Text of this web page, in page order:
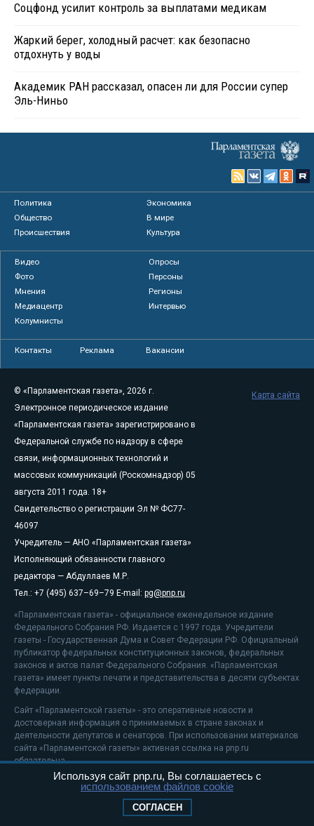
Соцфонд усилит контроль за выплатами медикам
Жаркий берег, холодный расчет: как безопасно
отдохнуть у воды
Академик РАН рассказал, опасен ли для России супер
Эль-Ниньо
Политика
Экономика
Общество
В мире
Происшествия
Культура
Видео
Опросы
Фото
Персоны
Мнения
Регионы
Медиацентр
Интервью
Колумнисты
Контакты Реклама Вакансии
© «Парламентская газета», 2026 г.
Электронное периодическое издание
«Парламентская газета» зарегистрировано в
Федеральной службе по надзору в сфере
связи, информационных технологий и
массовых коммуникаций (Роскомнадзор) 05
августа 2011 года. 18+
Свидетельство о регистрации Эл № ФС77-
46097
Учредитель — АНО «Парламентская газета»
Исполняющий обязанности главного
редактора — Абдуллаев М.Р.
Тел.: +7 (495) 637–69–79 E-mail: pg@pnp.ru
«Парламентская газета» - официальное еженедельное издание
Федерального Собрания РФ. Издается с 1997 года. Учредители
газеты - Государственная Дума и Совет Федерации РФ. Официальный
публикатор федеральных конституционных законов, федеральных
законов и актов палат Федерального Собрания. «Парламентская
газета» имеет пункты печати и представительства в десяти субъектах
федерации.
Сайт «Парламентской газеты» - это оперативные новости и
достоверная информация о принимаемых в стране законах и
деятельности депутатов и сенаторов. При использовании материалов
сайта «Парламентской газеты» активная ссылка на pnp.ru
обязательна.
На информационном ресурсе применяютсярекомендательные
Положение о защите персональных данных
Карта сайта
Используя сайт pnp.ru, Вы соглашаетесь с
использованием файлов cookie
СОГЛАСЕН